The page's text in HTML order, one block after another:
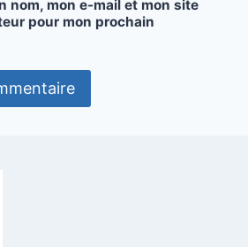
nom, mon e-mail et mon site
pour mon prochain